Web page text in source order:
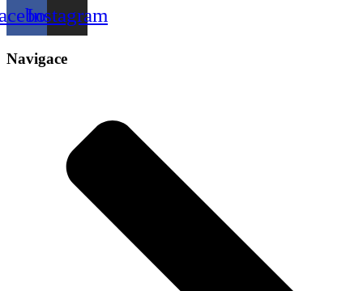
Instagram
Navigace